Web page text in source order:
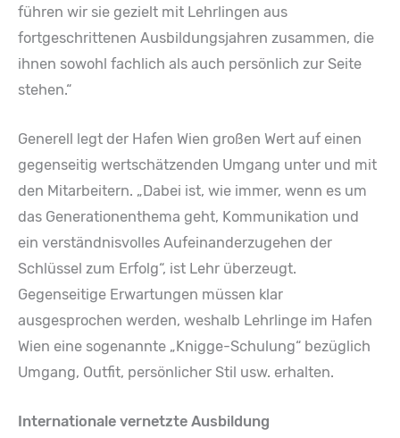
führen wir sie gezielt mit Lehrlingen aus
fortgeschrittenen Ausbildungsjahren zusammen, die
ihnen sowohl fachlich als auch persönlich zur Seite
stehen.“
Generell legt der Hafen Wien großen Wert auf einen
gegenseitig wertschätzenden Umgang unter und mit
den Mitarbeitern. „Dabei ist, wie immer, wenn es um
das Generationenthema geht, Kommunikation und
ein verständnisvolles Aufeinanderzugehen der
Schlüssel zum Erfolg“, ist Lehr überzeugt.
Gegenseitige Erwartungen müssen klar
ausgesprochen werden, weshalb Lehrlinge im Hafen
Wien eine sogenannte „Knigge-Schulung“ bezüglich
Umgang, Outfit, persönlicher Stil usw. erhalten.
Internationale vernetzte Ausbildung